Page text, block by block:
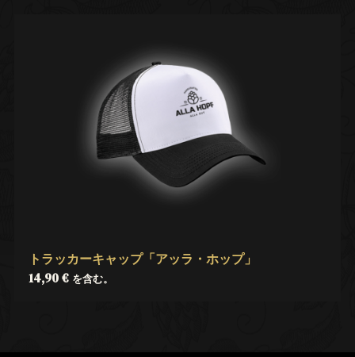
トラッカーキャップ「アッラ・ホップ」
14,90€ を含む。